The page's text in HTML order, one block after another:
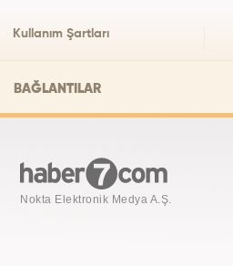
Kullanım Şartları
BAĞLANTILAR
Nokta Elektronik Medya A.Ş.